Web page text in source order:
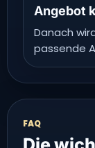
Angebot
Danach
passende
FAQ